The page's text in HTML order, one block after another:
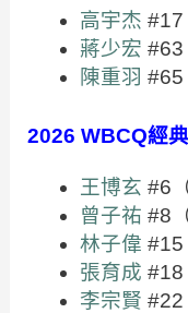
高宇杰 #17
蔣少宏 #63
陳重羽 #65
2026 WBCQ經
王博玄 #6
曾子祐 #8
林子偉 #15
張育成 #18
李宗賢 #22